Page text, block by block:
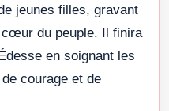
jeunes filles, gravant
du peuple. Il finira
en soignant les
courage et de